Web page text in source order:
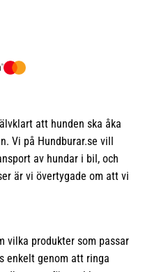
att hunden ska åka
Vi på Hundburar.se vill
av hundar i bil, och
är vi övertygade om att vi
vilka produkter som passar
enkelt genom att ringa